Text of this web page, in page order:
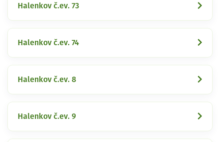
Halenkov č.ev. 73
Halenkov č.ev. 74
Halenkov č.ev. 8
Halenkov č.ev. 9